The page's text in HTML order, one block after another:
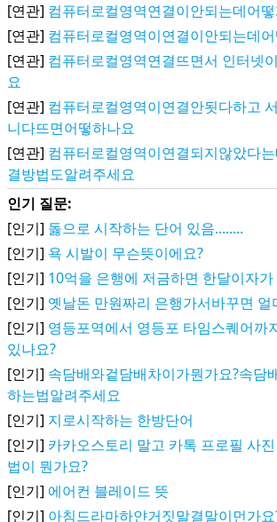
[연관] 컴퓨터로컬영역연결이안되는데어
[연관] 컴퓨터로컬영역이연결이안되는데
[연관] 컴퓨터로컬영역연결뜨면서 인터넷
요
[연관] 컴퓨터로컬영역이연결안됫다하고
니다뜨면어떻하나요
[연관] 컴퓨터로컬영역이연결되지않았다
결방법도알려주세요
인기 질문:
[인기] 돓으로 시작하는 단어 있음........
[인기] 욕 시발이 무슨뜻이에요?
[인기] 10억을 은행에 저금하면 한달이자
[인기] 옛날돈 만원짜리 은행가서바꾸면 얼
[인기] 영등포역에서 영등포 타임스퀘어까
있나요?
[인기] 속담배와겉담배차이가뭔가요?속담
하는법알려주세요
[인기] 지로시작하는 한방단어
[인기] 카카오스토리 말고 카톡 프로필 사
법이 뭔가요?
[인기] 에어컨 블레이드 뜻
[인기] 아침드라마하얀거짓말결말이먼가요